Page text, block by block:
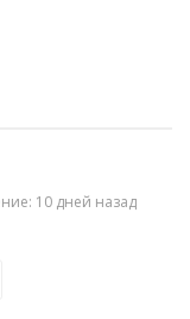
10 дней назад